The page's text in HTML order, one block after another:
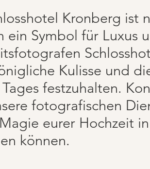
Kronberg ist
ein Symbol für Luxus
Kulisse und
festzuhalten.
fotografischen
eurer Hochzeit
können.